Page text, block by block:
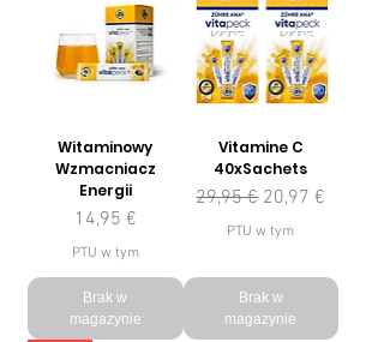
Witaminowy
Wzmacniacz
Energii
Cena
14,95 €
PTU w tym
Brak w
magazynie
Vitamine C
40xSachets
Regularna cena
29,95 € Cena rabatowa
20,97 €
PTU w tym
Brak w
magazynie